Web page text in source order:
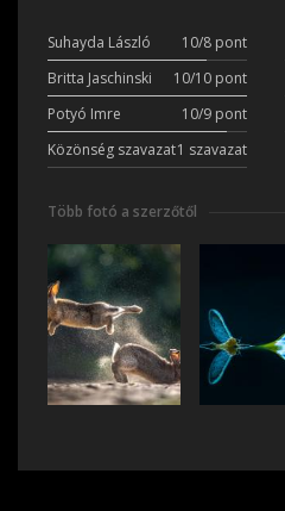
Suhayda László 10/8 pont
Britta Jaschinski
10/10 pont
Potyó Imre
10/9 pont
Közönség szavazat1 szavazat
Több fotó a szerzőtől